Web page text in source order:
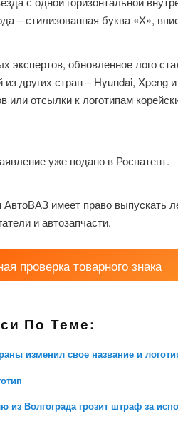
– стилизованная буква «Х»,
экспертов, обновленное лого
из других стран – Hyundai,
или отсылки к логотипам
уже подано в Роспатент.
имеет право выпускать
и автозапчасти.
проверка товарного знака
По Теме:
изменил свое название и
из Волгограда грозит штраф за